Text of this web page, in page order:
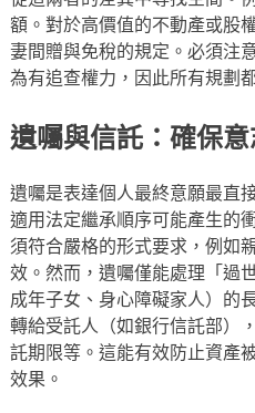
額。對於高價值的不動產或股
妻間贈與免稅的規定。必須注
為有追查權力，因此所有規劃
遺囑與信託：確保
遺囑是表達個人最終意願最直
適用法定繼承順序可能產生的
須符合嚴格的形式要求，例如
效。然而，遺囑僅能處理「過
成年子女、身心障礙家人）的
轉給受託人（如銀行信託部）
託期限等。這能有效防止資產
效果。